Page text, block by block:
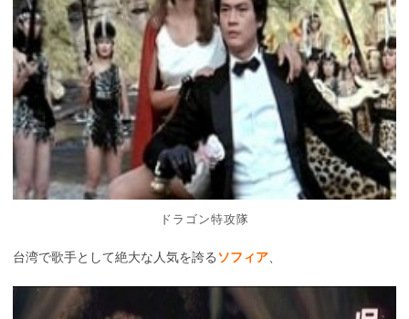
ドラゴン特攻隊
台湾で歌手として絶大な人気を誇るソフィア、